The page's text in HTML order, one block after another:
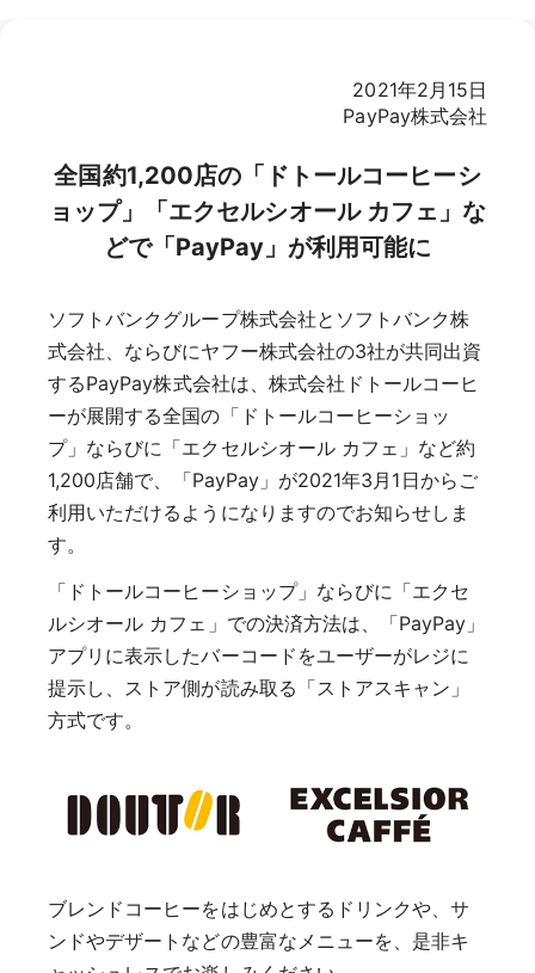
2021年2月15日
PayPay株式会社
全国約1,200店の「ドトールコーヒーシ
ョップ」「エクセルシオール カフェ」な
どで「PayPay」が利用可能に
ソフトバンクグループ株式会社とソフトバンク株
式会社、ならびにヤフー株式会社の3社が共同出資
するPayPay株式会社は、株式会社ドトールコーヒ
ーが展開する全国の「ドトールコーヒーショッ
プ」ならびに「エクセルシオール カフェ」など約
1,200店舗で、「PayPay」が2021年3月1日からご
利用いただけるようになりますのでお知らせしま
す。
「ドトールコーヒーショップ」ならびに「エクセ
ルシオール カフェ」での決済方法は、「PayPay」
アプリに表示したバーコードをユーザーがレジに
提示し、ストア側が読み取る「ストアスキャン」
方式です。
ブレンドコーヒーをはじめとするドリンクや、サ
ンドやデザートなどの豊富なメニューを、是非キ